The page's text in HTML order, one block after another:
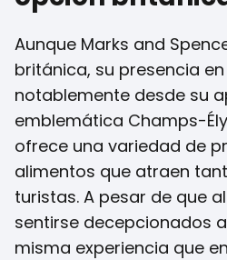
Aunque Marks and
británica, su presencia en
notablemente desde su
emblemática Champs-
ofrece una variedad de
alimentos que atraen
turistas. A pesar de que
sentirse decepcionados
misma experiencia que en